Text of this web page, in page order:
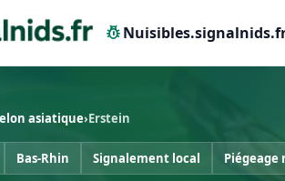
pest_control
asiatique›Erstein
Bas-Rhin Signalement local Piégeage